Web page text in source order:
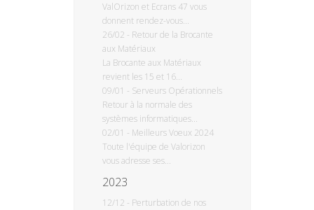
ValOrizon et Ecrans 47 vous
donnent rendez-vous...
26/02 - Retour de la Brocante
aux Matériaux
La Brocante aux Matériaux
revient les 15 et 16...
09/01 - Serveurs Opérationnels
Retour à la normale des
systèmes informatiques...
02/01 - Meilleurs Voeux 2024
Toute l'équipe de Valorizon
vous adresse ses...
2023
12/12 - Perturbation de nos